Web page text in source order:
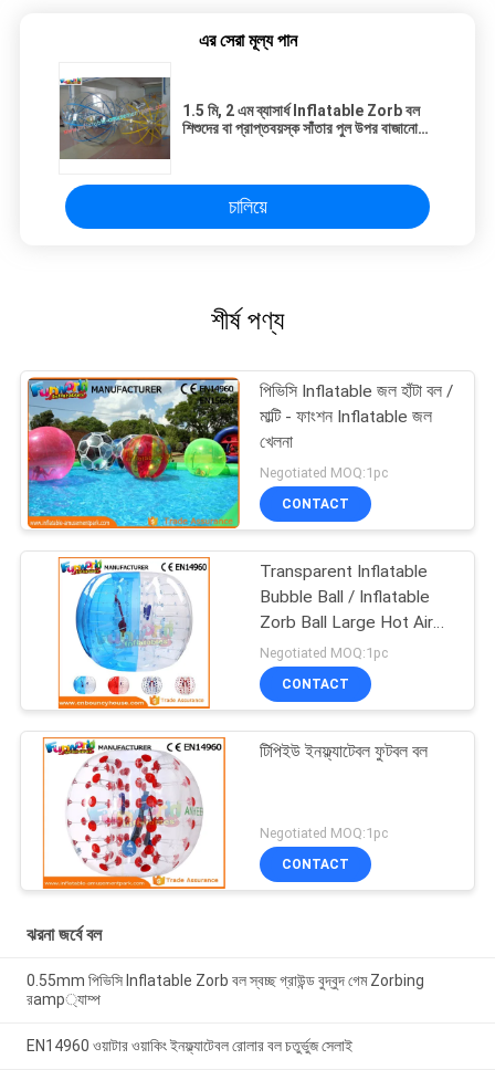
এর সেরা মূল্য পান
1.5 মি, 2 এম ব্যাসার্ধ Inflatable Zorb বল
শিশুদের বা প্রাপ্তবয়স্ক সাঁতার পুল উপর বাজানো
চালিয়ে
শীর্ষ পণ্য
পিভিসি Inflatable জল হাঁটা বল /
মাল্টি - ফাংশন Inflatable জল
খেলনা
Negotiated MOQ:1pc
CONTACT
Transparent Inflatable
Bubble Ball / Inflatable
Zorb Ball Large Hot Air
Welded
Negotiated MOQ:1pc
CONTACT
টিপিইউ ইনফ্ল্যাটেবল ফুটবল বল
Negotiated MOQ:1pc
CONTACT
ঝরনা জর্বে বল
0.55mm পিভিসি Inflatable Zorb বল স্বচ্ছ গ্রাউন্ড বুদ্বুদ গেম Zorbing
রamp্যাম্প
EN14960 ওয়াটার ওয়াকিং ইনফ্ল্যাটেবল রোলার বল চতুর্ভুজ সেলাই